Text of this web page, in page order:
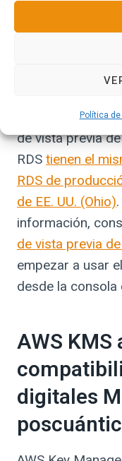
Política
de datos de
entorno de vista
para crear o
datos dentro del
Las instancias
de vista previa
RDS tienen el
RDS de
de EE. UU. (Ohio)
información,
de vista previa
empezar a usar
desde la consola
AWS KMS
digitales